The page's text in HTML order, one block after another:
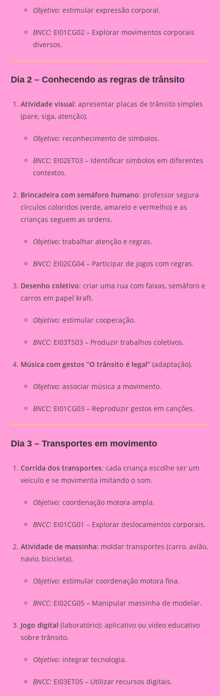
Objetivo: estimular expressão corporal.
BNCC: EI01CG02 – Explorar movimentos corporais
diversos.
Dia 2 – Conhecendo as regras de trânsito
Atividade visual: apresentar placas de trânsito simples
(pare, siga, atenção).
Objetivo: reconhecimento de símbolos.
BNCC: EI02ET03 – Identificar símbolos em diferentes
contextos.
Brincadeira com semáforo humano: professor segura
círculos coloridos (verde, amarelo e vermelho) e as
crianças seguem as ordens.
Objetivo: trabalhar atenção e regras.
BNCC: EI02CG04 – Participar de jogos com regras.
Desenho coletivo: criar uma rua com faixas, semáforo e
carros em papel kraft.
Objetivo: estimular cooperação.
BNCC: EI03TS03 – Produzir trabalhos coletivos.
Música com gestos “O trânsito é legal” (adaptação).
Objetivo: associar música a movimento.
BNCC: EI01CG03 – Reproduzir gestos em canções.
Dia 3 – Transportes em movimento
Corrida dos transportes: cada criança escolhe ser um
veículo e se movimenta imitando o som.
Objetivo: coordenação motora ampla.
BNCC: EI01CG01 – Explorar deslocamentos corporais.
Atividade de massinha: moldar transportes (carro, avião,
navio, bicicleta).
Objetivo: estimular coordenação motora fina.
BNCC: EI02CG05 – Manipular massinha de modelar.
Jogo digital (laboratório): aplicativo ou vídeo educativo
sobre trânsito.
Objetivo: integrar tecnologia.
BNCC: EI03ET05 – Utilizar recursos digitais.